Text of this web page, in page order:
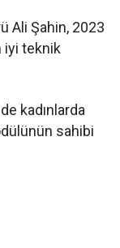
Ali Şahin, 2023
iyi teknik
kadınlarda
sahibi